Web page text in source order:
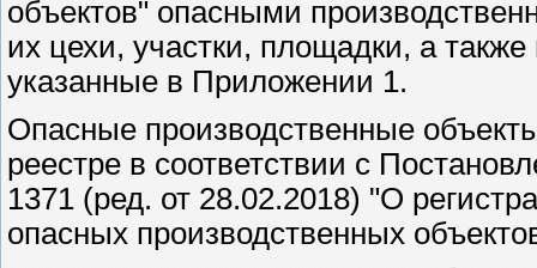
объектов" опасными
их цехи, участки, площадки, а
указанные в Приложении 1.
Опасные производственные
реестре в соответствии с
1371 (ред. от 28.02.2018) "О
опасных производственных